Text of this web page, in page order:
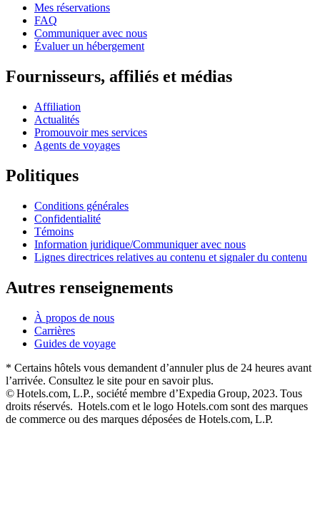
Mes réservations
FAQ
Communiquer avec nous
Évaluer un hébergement
Fournisseurs, affiliés et médias
Affiliation
Actualités
Promouvoir mes services
Agents de voyages
Politiques
Conditions générales
Confidentialité
Témoins
Information juridique/Communiquer avec nous
Lignes directrices relatives au contenu et signaler du contenu
Autres renseignements
À propos de nous
Carrières
Guides de voyage
* Certains hôtels vous demandent d’annuler plus de 24 heures avant
l’arrivée. Consultez le site pour en savoir plus.
© Hotels.com, L.P., société membre d’Expedia Group, 2023. Tous
droits réservés. Hotels.com et le logo Hotels.com sont des marques
de commerce ou des marques déposées de Hotels.com, L.P.